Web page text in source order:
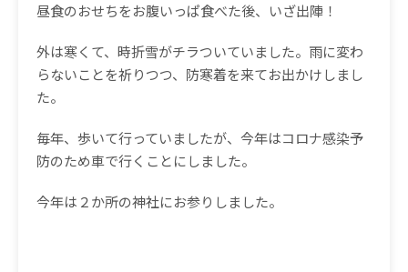
昼食のおせちをお腹いっぱ食べた後、いざ出陣！
外は寒くて、時折雪がチラついていました。雨に変わ
らないことを祈りつつ、防寒着を来てお出かけしまし
た。
毎年、歩いて行っていましたが、今年はコロナ感染予
防のため車で行くことにしました。
今年は２か所の神社にお参りしました。